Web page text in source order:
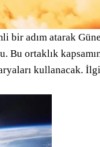
bir adım atarak
ortaklık
kullanacak.